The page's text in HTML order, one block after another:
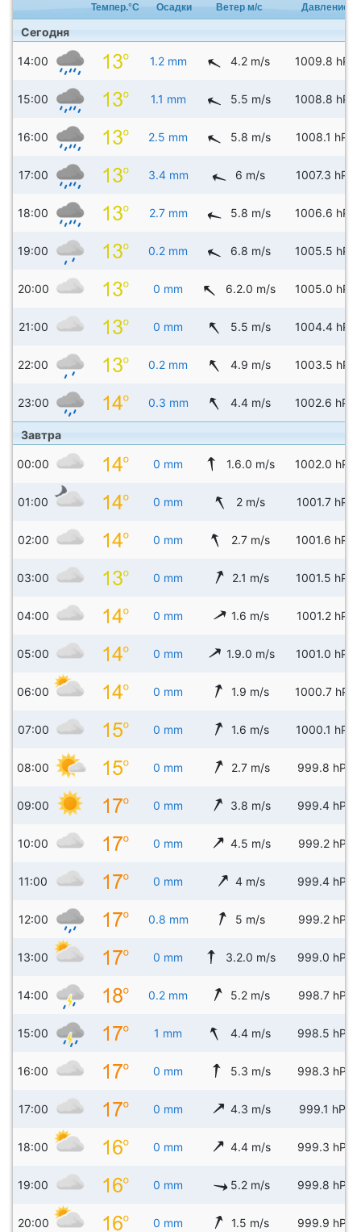
Темпер.°C Осадки Ветер м/с Давление
Сегодня
14:00 1.2 mm 4.2 m/s 1009.8 hPa
15:00 1.1 mm 5.5 m/s 1008.8 hPa
16:00 2.5 mm 5.8 m/s 1008.1 hPa
17:00 3.4 mm 6 m/s 1007.3 hPa
18:00 2.7 mm 5.8 m/s 1006.6 hPa
19:00 0.2 mm 6.8 m/s 1005.5 hPa
20:00 0 mm 6.2.0 m/s 1005.0 hPa
21:00 0 mm 5.5 m/s 1004.4 hPa
22:00 0.2 mm 4.9 m/s 1003.5 hPa
23:00 0.3 mm 4.4 m/s 1002.6 hPa
Завтра
00:00 0 mm 1.6.0 m/s 1002.0 hPa
01:00 0 mm 2 m/s 1001.7 hPa
02:00 0 mm 2.7 m/s 1001.6 hPa
03:00 0 mm 2.1 m/s 1001.5 hPa
04:00 0 mm 1.6 m/s 1001.2 hPa
05:00 0 mm 1.9.0 m/s 1001.0 hPa
06:00 0 mm 1.9 m/s 1000.7 hPa
07:00 0 mm 1.6 m/s 1000.1 hPa
08:00 0 mm 2.7 m/s 999.8 hPa
09:00 0 mm 3.8 m/s 999.4 hPa
10:00 0 mm 4.5 m/s 999.2 hPa
11:00 0 mm 4 m/s 999.4 hPa
12:00 0.8 mm 5 m/s 999.2 hPa
13:00 0 mm 3.2.0 m/s 999.0 hPa
14:00 0.2 mm 5.2 m/s 998.7 hPa
15:00 1 mm 4.4 m/s 998.5 hPa
16:00 0 mm 5.3 m/s 998.3 hPa
17:00 0 mm 4.3 m/s 999.1 hPa
18:00 0 mm 4.4 m/s 999.3 hPa
19:00 0 mm 5.2 m/s 999.8 hPa
20:00 0 mm 1.5 m/s 999.9 hPa